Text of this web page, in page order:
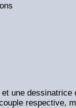
une dessinatrice
respective,